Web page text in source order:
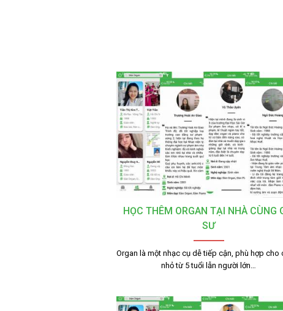
HỌC THÊM ORGAN TẠI NHÀ CÙNG
SƯ
Organ là một nhạc cụ dễ tiếp cận, phù hợp cho
nhỏ từ 5 tuổi lẫn người lớn…